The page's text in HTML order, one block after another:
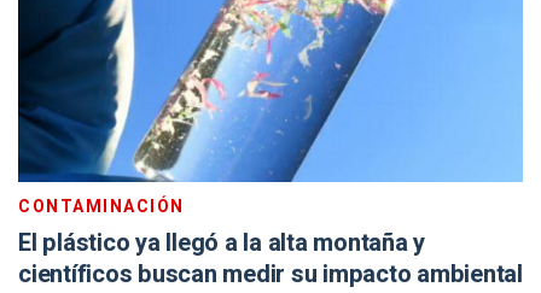
CONTAMINACIÓN
El plástico ya llegó a la alta montaña y
científicos buscan medir su impacto ambiental